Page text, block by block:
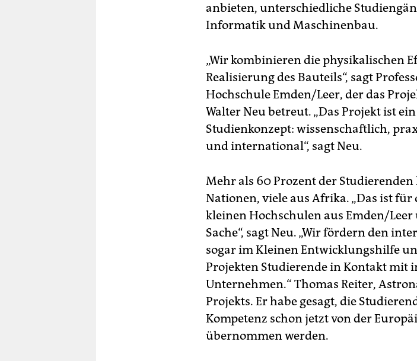
anbieten, unterschiedliche
Informatik und Maschinenbau.
„Wir kombinieren die physikalischen
Realisierung des Bauteils“, sagt
Hochschule Emden/Leer, der das
Walter Neu betreut. „Das Projekt ist
Studienkonzept: wissenschaftlich,
und international“, sagt Neu.
Mehr als 60 Prozent der
Nationen, viele aus Afrika. „Das ist für
kleinen Hochschulen aus Emden/
Sache“, sagt Neu. „Wir fördern den
sogar im Kleinen Entwicklungshilfe
Projekten Studierende in Kontakt mit
Unternehmen.“ Thomas Reiter,
Projekts. Er habe gesagt, die
Kompetenz schon jetzt von der
übernommen werden.